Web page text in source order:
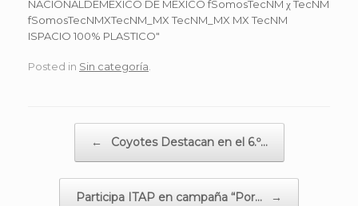
Posted in Sin categoría.
← Coyotes Destacan en el 6.º…
Participa ITAP en campaña “Por… →